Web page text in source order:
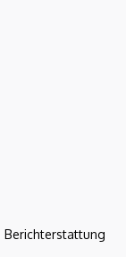
Berichterstattung